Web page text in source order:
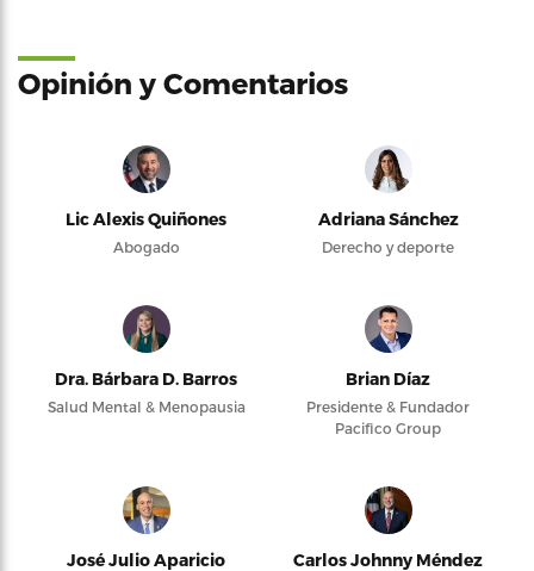
Opinión y Comentarios
Lic Alexis Quiñones
Abogado
Adriana Sánchez
Derecho y deporte
Dra. Bárbara D. Barros
Salud Mental & Menopausia
Brian Díaz
Presidente & Fundador
Pacifico Group
José Julio Aparicio
Carlos Johnny Méndez